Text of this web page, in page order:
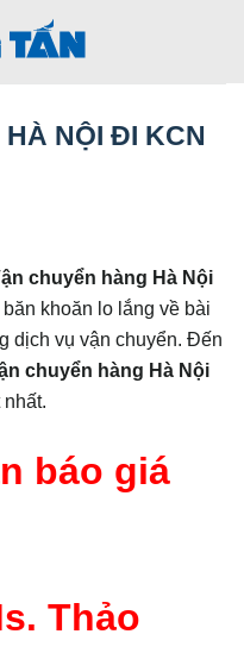
NỘI ĐI KCN
chuyển hàng Hà Nội
khoăn lo lắng về bài
dịch vụ vận chuyển. Đến
chuyển hàng Hà Nội
báo giá
Thảo